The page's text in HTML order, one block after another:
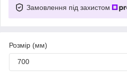
Замовлення під захистом
Розмір (мм)
700